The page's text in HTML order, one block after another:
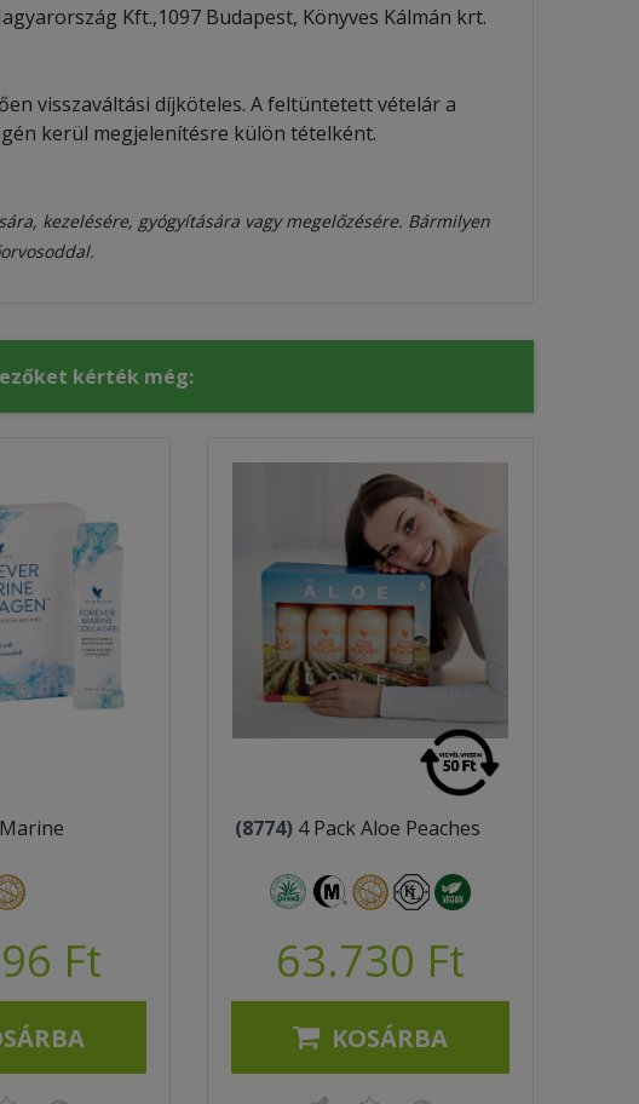
Kft.,1097 Budapest, Könyves Kálmán krt.
visszaváltási díjköteles. A feltüntetett vételár a
kerül megjelenítésre külön tételként.
kezelésére, gyógyítására vagy megelőzésére. Bármilyen
kérték még:
Ft
(8774) 4 Pack Aloe Peaches
63.730 Ft
KOSÁRBA